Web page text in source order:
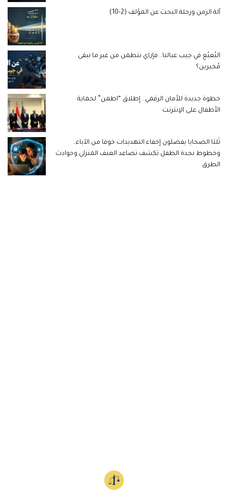
آلة الزمن ورحلة البحث عن المؤلف (2-10)
البُعبُع في جيب عيالنا.. فإزاي نتطمن من غير ما نبقى
مُخبرين؟
خطوة جديدة للأمان الرقمي.. إطلاق “اطمن” لحماية
الأطفال على الإنترنت
ثُلثا الضحايا يفضلون إخفاء التهديدات خوفا من الآباء..
وخطوط نجدة الطفل تكشف تصاعد العنف المنزلي وحوادث
الطرق